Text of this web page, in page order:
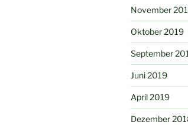
November
Oktober 2019
September
Juni 2019
April 2019
Dezember